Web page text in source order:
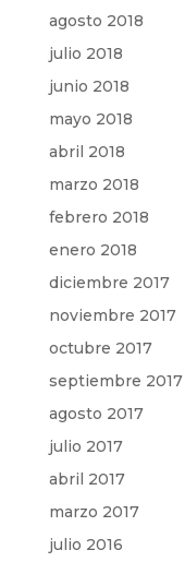
agosto 2018
julio 2018
junio 2018
mayo 2018
abril 2018
marzo 2018
febrero 2018
enero 2018
diciembre 2017
noviembre 2017
octubre 2017
septiembre 2017
agosto 2017
julio 2017
abril 2017
marzo 2017
julio 2016